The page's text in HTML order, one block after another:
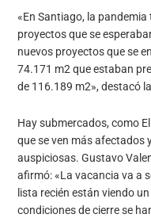
«En Santiago, la
proyectos que se
nuevos proyectos que se
74.171 m2 que estaban
de 116.189 m2», destacó
Hay submercados, como
que se ven más afectados
auspiciosas. Gustavo
afirmó: «La vacancia va a
lista recién están viendo
condiciones de cierre se